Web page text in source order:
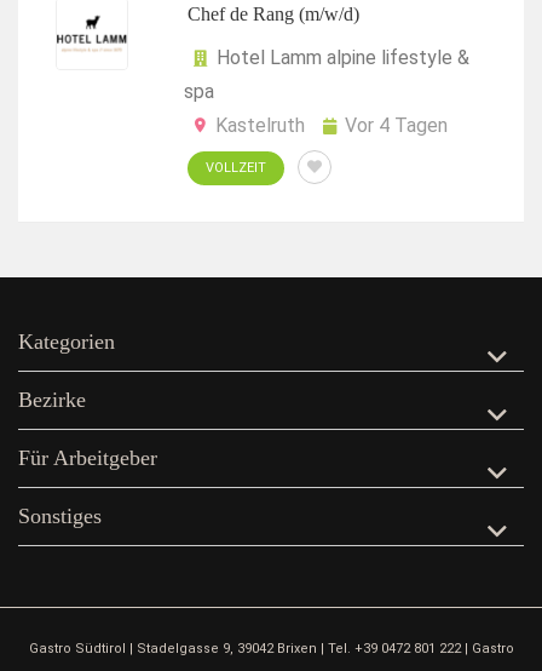
Chef de Rang (m/w/d)
Hotel Lamm alpine lifestyle &
spa
Kastelruth
Vor 4 Tagen
VOLLZEIT
Kategorien
Bezirke
Für Arbeitgeber
Sonstiges
Gastro Südtirol | Stadelgasse 9, 39042 Brixen | Tel. +39 0472 801 222 | Gastro